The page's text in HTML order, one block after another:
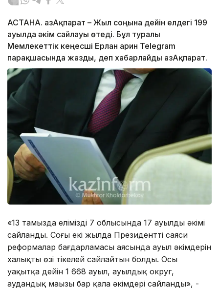
АСТАНА. ҚазАқпарат – Жыл соңына дейін елдегі 199
ауылда әкім сайлауы өтеді. Бұл туралы
Мемлекеттік кеңесші Ерлан Қарин Telegram
парақшасында жазды, деп хабарлайды ҚазАқпарат.
«13 тамызда еліміздің 7 облысында 17 ауылдың әкімі
сайланды. Соңғы екі жылда Президенттің саяси
реформалар бағдарламасы аясында ауыл әкімдерін
халықтың өзі тікелей сайлайтын болды. Осы
уақытқа дейін 1 668 ауыл, ауылдық округ,
аудандық маңызы бар қала әкімдері сайланды», -